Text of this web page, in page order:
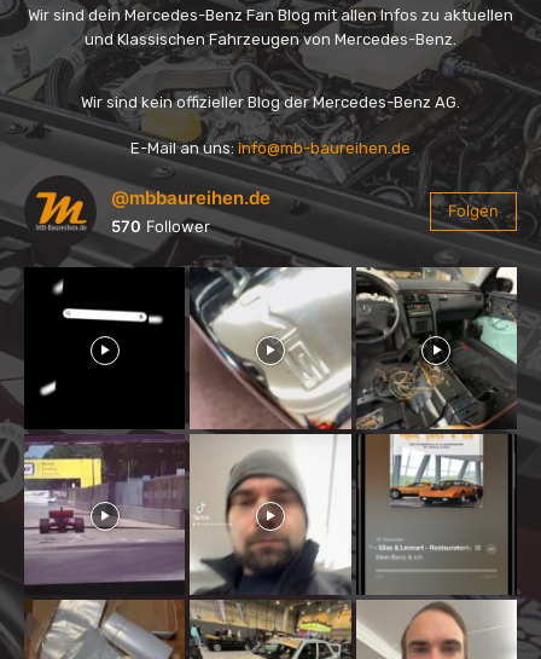
Wir sind dein Mercedes-Benz Fan Blog mit allen Infos zu aktuellen
und Klassischen Fahrzeugen von Mercedes-Benz.
Wir sind kein offizieller Blog der Mercedes-Benz AG.
E-Mail an uns: info@mb-baureihen.de
@mbbaureihen.de
570 Follower
Folgen